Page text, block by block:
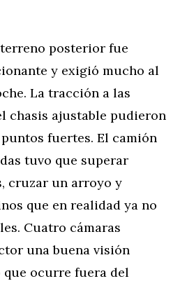
posterior fue
y exigió mucho al
La tracción a las
chasis ajustable pudieron
fuertes. El camión
tuvo que superar
cruzar un arroyo y
que en realidad ya no
Cuatro cámaras
una buena visión
ocurre fuera del